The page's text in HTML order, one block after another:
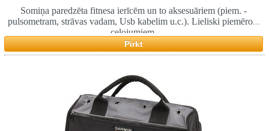
Somiņa paredzēta fitnesa ierīcēm un to aksesuāriem (piem. -
pulsometram, strāvas vadam, Usb kabelim u.c.). Lieliski piemērota
ceļojumiem.
Pirkt